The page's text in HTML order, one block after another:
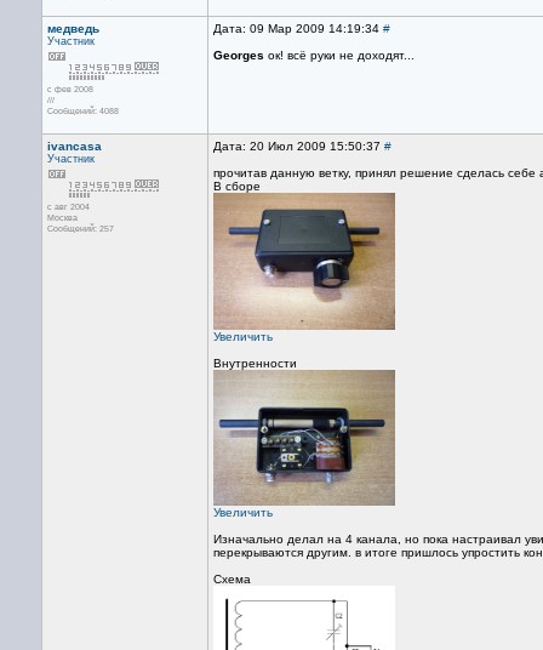
медведь
Участник
с фев 2008
///
Сообщений: 4088
Дата: 09 Мар 2009 14:19:34 #
Georges ок! всё руки не доходят...
ivancasa
Участник
с авг 2004
Москва
Сообщений: 257
Дата: 20 Июл 2009 15:50:37 #
прочитав данную ветку, принял решение сделась
В сборе
Увеличить
Внутренности
Увеличить
Изначально делал на 4 канала, но пока настраивал
перекрываются другим. в итоге пришлось упростить
Схема